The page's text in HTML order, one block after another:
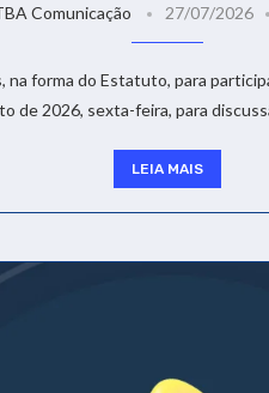
Comunicação 27/07/2026
na forma do Estatuto, para
de 2026, sexta-feira, para
LEIA MAIS